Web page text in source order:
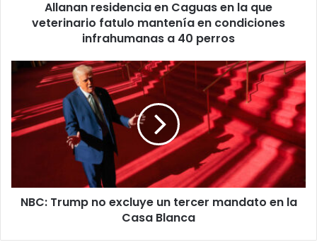
manteníaAllanan residencia en Caguas en la que
veterinario fatulo mantenía en condiciones
infrahumanas a 40 perros
NBC:
excluye
un
tercer
la
Casa
NBC: Trump no excluye un tercer mandato en la
Casa Blanca